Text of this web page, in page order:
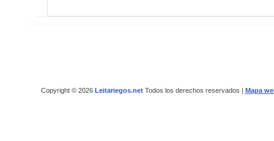
Copyright © 2026 Leitariegos.netTodos los derechos reservados | Mapa